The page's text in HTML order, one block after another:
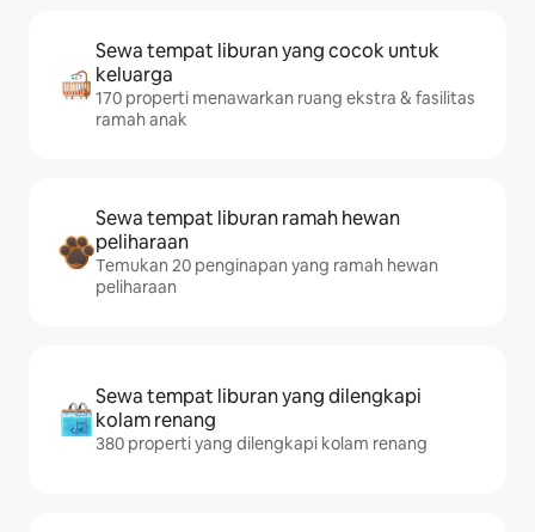
Sewa tempat liburan yang cocok untuk
keluarga
170 properti menawarkan ruang ekstra & fasilitas
ramah anak
Sewa tempat liburan ramah hewan
peliharaan
Temukan 20 penginapan yang ramah hewan
peliharaan
Sewa tempat liburan yang dilengkapi
kolam renang
380 properti yang dilengkapi kolam renang